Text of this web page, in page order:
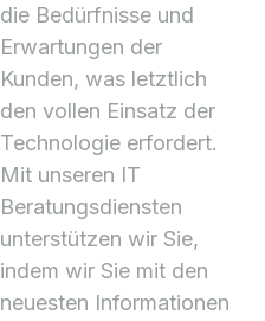
die Bedürfnisse und
Erwartungen der
Kunden, was letztlich
den vollen Einsatz der
Technologie erfordert.
Mit unseren IT
Beratungsdiensten
unterstützen wir Sie,
indem wir Sie mit den
neuesten Informationen